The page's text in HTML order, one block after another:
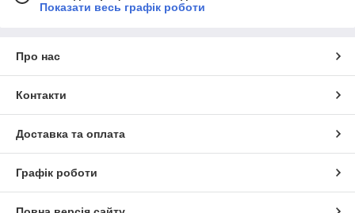
Показати весь графік роботи
Про нас
Контакти
Доставка та оплата
Графік роботи